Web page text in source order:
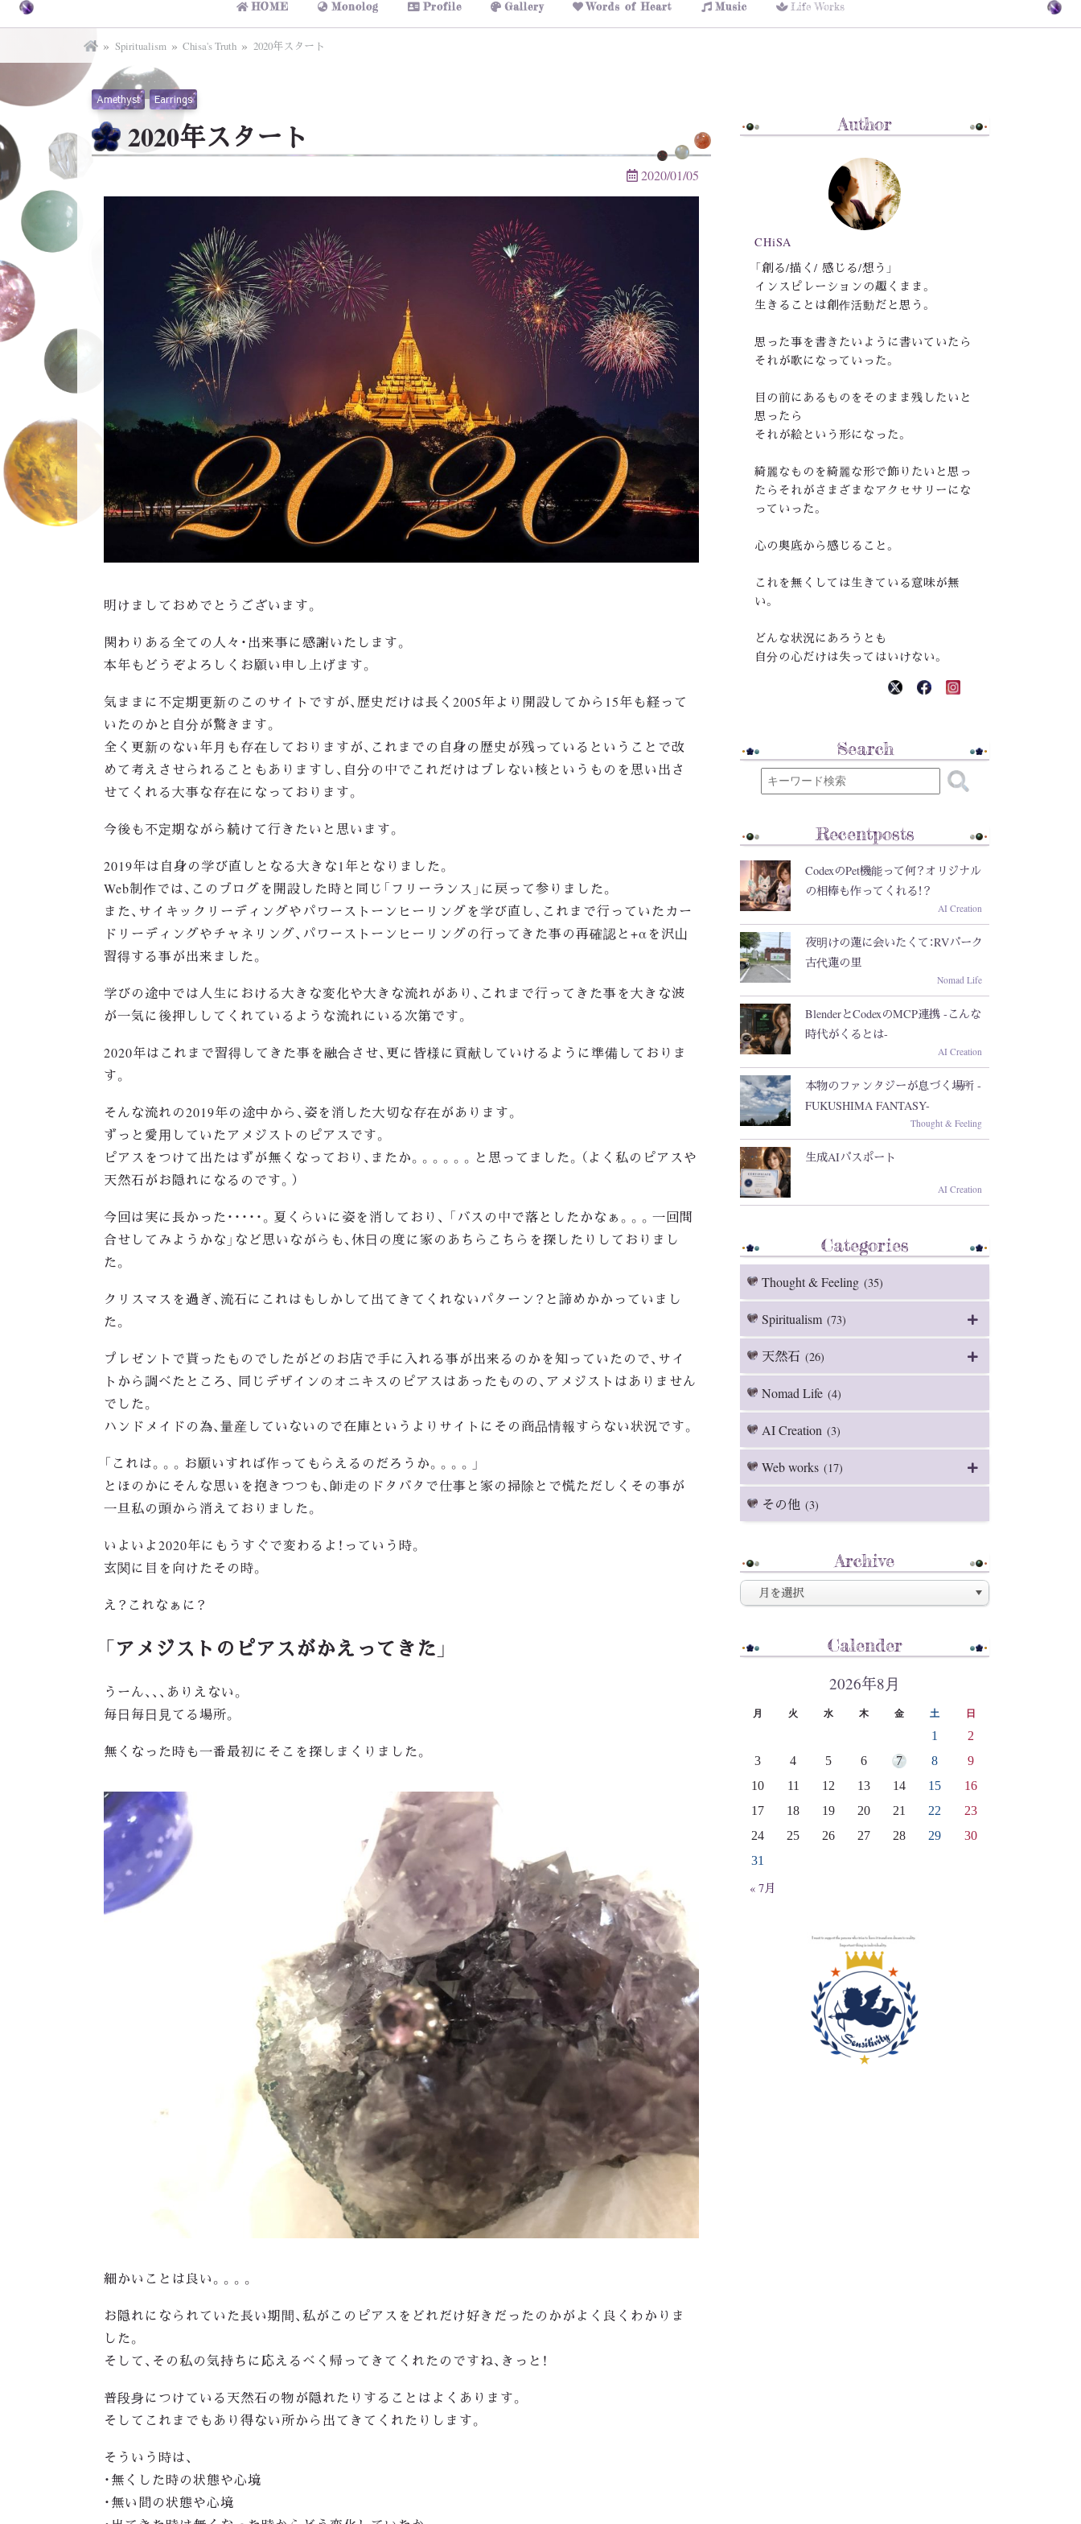
HOME Monolog Profile Gallery Words of Heart Music Life Works
Spiritualism Chisa's Truth 2020年スタート
Amethyst Earrings
2020年スタート
2020/01/05
明けましておめでとうございます。
関わりある全ての人々・出来事に感謝いたします。
本年もどうぞよろしくお願い申し上げます。
気ままに不定期更新のこのサイトですが、歴史だけは長く2005年より開設してから15年も経って
いたのかと自分が驚きます。
全く更新のない年月も存在しておりますが、これまでの自身の歴史が残っているということで改
めて考えさせられることもありますし、自分の中でこれだけはブレない核というものを思い出さ
せてくれる大事な存在になっております。
今後も不定期ながら続けて行きたいと思います。
2019年は自身の学び直しとなる大きな1年となりました。
Web制作では、このブログを開設した時と同じ「フリーランス」に戻って参りました。
また、サイキックリーディングやパワーストーンヒーリングを学び直し、これまで行っていたカー
ドリーディングやチャネリング、パワーストーンヒーリングの行ってきた事の再確認と+αを沢山
習得する事が出来ました。
学びの途中では人生における大きな変化や大きな流れがあり、これまで行ってきた事を大きな波
が一気に後押ししてくれているような流れにいる次第です。
2020年はこれまで習得してきた事を融合させ、更に皆様に貢献していけるように準備しておりま
す。
そんな流れの2019年の途中から、姿を消した大切な存在があります。
ずっと愛用していたアメジストのピアスです。
ピアスをつけて出たはずが無くなっており、またか。。。。。。と思ってました。（よく私のピアスや
天然石がお隠れになるのです。）
今回は実に長かった・・・・・。夏くらいに姿を消しており、 「バスの中で落としたかなぁ。。。一回問
合せしてみようかな」など思いながらも、休日の度に家のあちらこちらを探したりしておりまし
た。
クリスマスを過ぎ、流石にこれはもしかして出てきてくれないパターン？と諦めかかっていまし
た。
プレゼントで貰ったものでしたがどのお店で手に入れる事が出来るのかを知っていたので、サイ
トから調べたところ、 同じデザインのオニキスのピアスはあったものの、アメジストはありません
でした。
ハンドメイドの為、量産していないので在庫というよりサイトにその商品情報すらない状況です。
「これは。。。お願いすれば作ってもらえるのだろうか。。。。」
とほのかにそんな思いを抱きつつも、師走のドタバタで仕事と家の掃除とで慌ただしくその事が
一旦私の頭から消えておりました。
いよいよ2020年にもうすぐで変わるよ！っていう時。
玄関に目を向けたその時。
え？これなぁに？
「アメジストのピアスがかえってきた」
うーん、、、ありえない。
毎日毎日見てる場所。
無くなった時も一番最初にそこを探しまくりました。
細かいことは良い。。。。
お隠れになられていた長い期間、私がこのピアスをどれだけ好きだったのかがよく良くわかりま
した。
そして、その私の気持ちに応えるべく帰ってきてくれたのですね、きっと！
普段身につけている天然石の物が隠れたりすることはよくあります。
そしてこれまでもあり得ない所から出てきてくれたりします。
そういう時は、
・無くした時の状態や心境
・無い間の状態や心境
Author
CHiSA
「創る/描く/ 感じる/想う」
インスピレーションの趣くまま。
生きることは創作活動だと思う。
思った事を書きたいように書いていたら
それが歌になっていった。
目の前にあるものをそのまま残したいと
思ったら
それが絵という形になった。
綺麗なものを綺麗な形で飾りたいと思っ
たらそれがさまざまなアクセサリーにな
っていった。
心の奥底から感じること。
これを無くしては生きている意味が無
い。
どんな状況にあろうとも
自分の心だけは失ってはいけない。
Search
Recentposts
CodexのPet機能って何？オリジナル
の相棒も作ってくれる！？
AI Creation
夜明けの蓮に会いたくて：RVパーク
古代蓮の里
Nomad Life
BlenderとCodexのMCP連携 -こんな
時代がくるとは-
AI Creation
本物のファンタジーが息づく場所 -
FUKUSHIMA FANTASY-
Thought & Feeling
生成AIパスポート
AI Creation
Categories
Thought & Feeling (35)
Spiritualism (73)
天然石 (26)
Nomad Life (4)
AI Creation (3)
Web works (17)
その他 (3)
Archive
Calender
2026年8月
月 火 水 木 金 土
日
1
2
3
4 5 6 7 8
9
10
11 12 13 14 15
16
17
18 19 20 21 22
23
24
25 26 27 28 29
30
31
« 7月